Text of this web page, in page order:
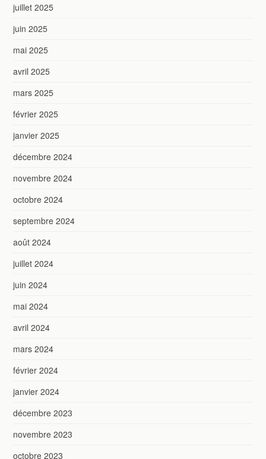
juillet 2025
juin 2025
mai 2025
avril 2025
mars 2025
février 2025
janvier 2025
décembre 2024
novembre 2024
octobre 2024
septembre 2024
août 2024
juillet 2024
juin 2024
mai 2024
avril 2024
mars 2024
février 2024
janvier 2024
décembre 2023
novembre 2023
octobre 2023